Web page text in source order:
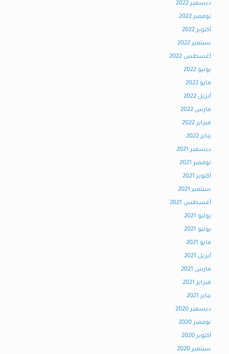
ديسمبر 2022
نوفمبر 2022
أكتوبر 2022
سبتمبر 2022
أغسطس 2022
يونيو 2022
مايو 2022
أبريل 2022
مارس 2022
فبراير 2022
يناير 2022
ديسمبر 2021
نوفمبر 2021
أكتوبر 2021
سبتمبر 2021
أغسطس 2021
يوليو 2021
يونيو 2021
مايو 2021
أبريل 2021
مارس 2021
فبراير 2021
يناير 2021
ديسمبر 2020
نوفمبر 2020
أكتوبر 2020
سبتمبر 2020